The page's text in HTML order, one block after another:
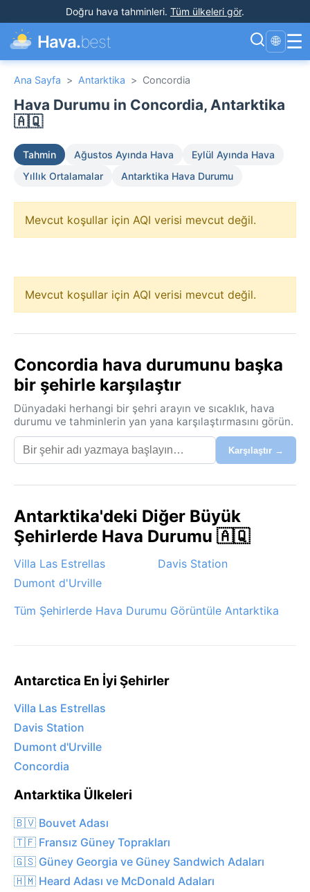
Doğru hava tahminleri. Tüm ülkeleri gör.
Hava.best 🌐 ☰
Ana Sayfa > Antarktika > Concordia
Hava Durumu in Concordia, Antarktika
🇦🇶
Tahmin Ağustos Ayında Hava
Eylül Ayında Hava
Yıllık Ortalamalar
Antarktika Hava Durumu
Mevcut koşullar için AQI verisi mevcut değil.
Mevcut koşullar için AQI verisi mevcut değil.
Concordia hava durumunu başka
bir şehirle karşılaştır
Dünyadaki herhangi bir şehri arayın ve sıcaklık, hava
durumu ve tahminlerin yan yana karşılaştırmasını görün.
Karşılaştır →
Antarktika'deki Diğer Büyük
Şehirlerde Hava Durumu 🇦🇶
Villa Las Estrellas
Davis Station
Dumont d'Urville
Tüm Şehirlerde Hava Durumu Görüntüle Antarktika
Antarctica En İyi Şehirler
Villa Las Estrellas
Davis Station
Dumont d'Urville
Concordia
Antarktika Ülkeleri
🇧🇻 Bouvet Adası
🇹🇫 Fransız Güney Toprakları
🇬🇸 Güney Georgia ve Güney Sandwich Adaları
🇭🇲 Heard Adası ve McDonald Adaları